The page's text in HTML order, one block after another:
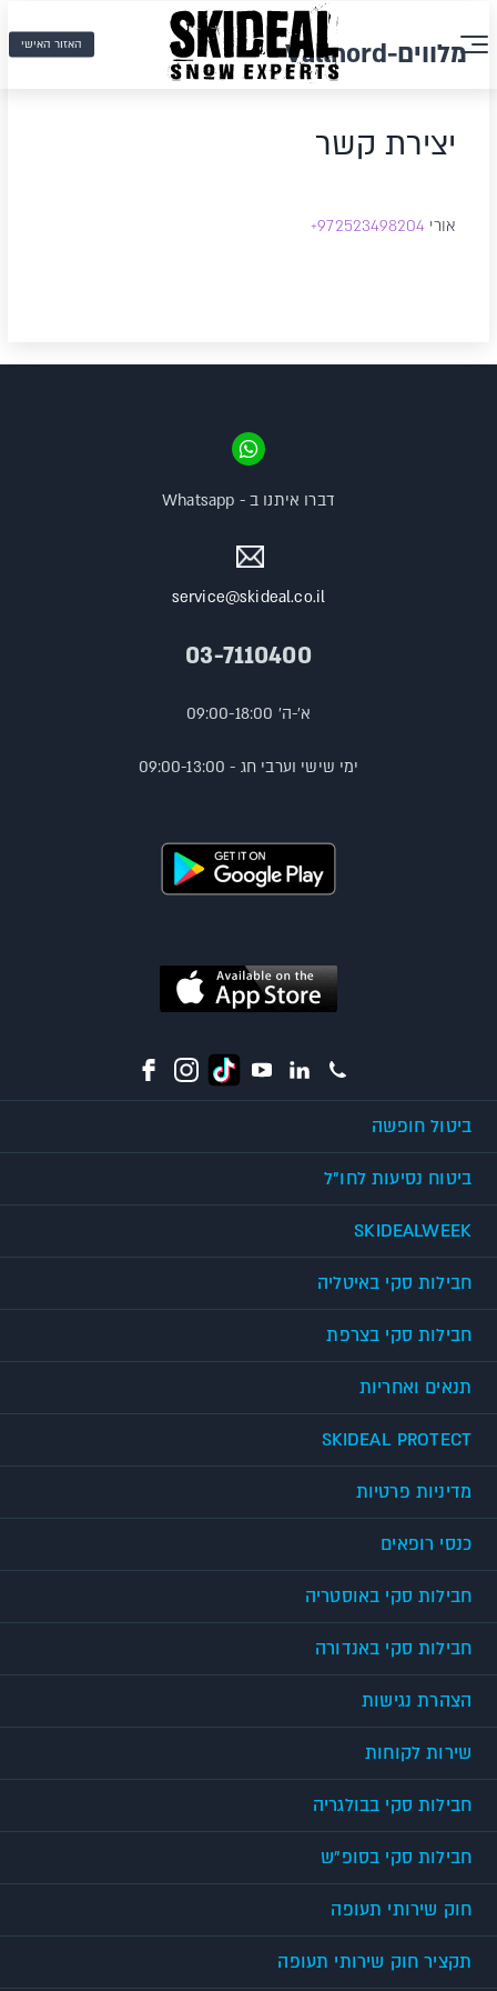
האזור האישי מלווים-Vallnord
יצירת קשר
אורי 972523498204
+
service@skideal.co.il
03-7110400
א'-ה' 09:00-18:00
ימי שישי וערבי חג - 09:00-13:00
דברו איתנו ב - Whatsapp
ביטול חופשה
ביטוח נסיעות לחו"ל
SKIDEALWEEK
חבילות סקי באיטליה
חבילות סקי בצרפת
תנאים ואחריות
SKIDEAL PROTECT
מדיניות פרטיות
כנסי רופאים
חבילות סקי באוסטריה
חבילות סקי באנדורה
הצהרת נגישות
שירות לקוחות
חבילות סקי בבולגריה
חבילות סקי בסופ"ש
חוק שירותי תעופה
תקציר חוק שירותי תעופה